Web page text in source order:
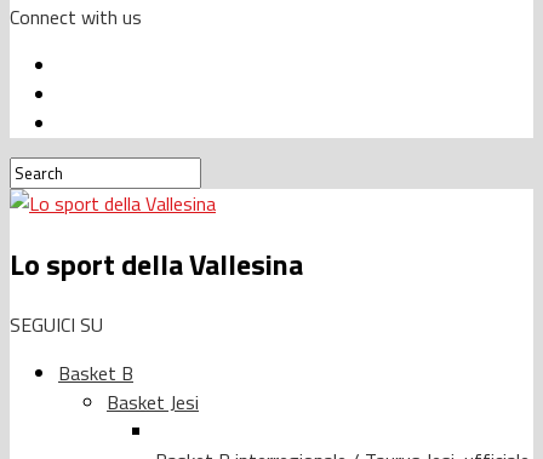
Connect with us
Lo sport della Vallesina
SEGUICI SU
Basket B
Basket Jesi